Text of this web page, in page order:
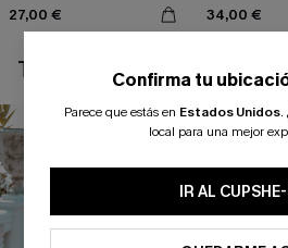
27,00 € 34,00 €
TAMBIÉN TE PUEDE
Confirma tu
Parece que estás en Estados Unidos.
local para una mejor
IR AL